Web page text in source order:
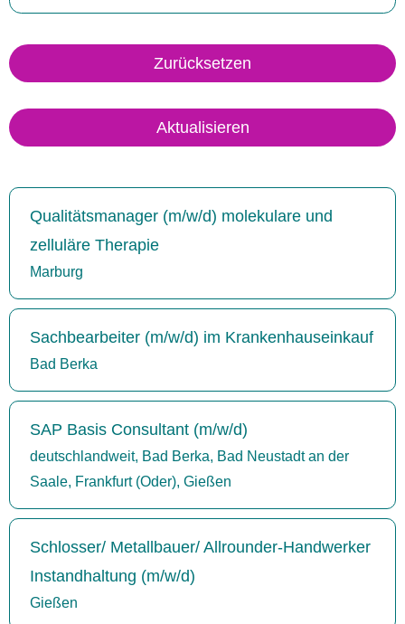
Zurücksetzen
Aktualisieren
Qualitätsmanager (m/w/d) molekulare und
zelluläre Therapie
Marburg
Sachbearbeiter (m/w/d) im Krankenhauseinkauf
Bad Berka
SAP Basis Consultant (m/w/d)
deutschlandweit, Bad Berka, Bad Neustadt an der
Saale, Frankfurt (Oder), Gießen
Schlosser/ Metallbauer/ Allrounder-Handwerker
Instandhaltung (m/w/d)
Gießen